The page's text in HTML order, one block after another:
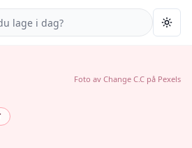
Foto av Change C.C på Pexels